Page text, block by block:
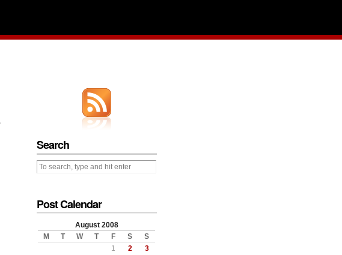
Search
Post Calendar
August 2008
M
T W T F S
S
1
2
3